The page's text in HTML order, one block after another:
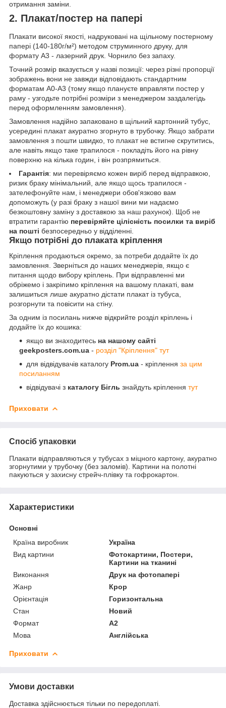
отримання заміни.
2. Плакат/постер на папері
Плакати високої якості, надруковані на щільному постерному
папері (140-180г/м²) методом струминного друку, для
формату А3 - лазерний друк. Чорнило без запаху.
Точний розмір вказується у назві позиції: через різні пропорції
зображень вони не завжди відповідають стандартним
форматам А0-А3 (тому якщо плануєте вправляти постер у
раму - узгодьте потрібні розміри з менеджером заздалегідь
перед оформленням замовлення).
Замовлення надійно запаковано в щільний картонний тубус,
усередині плакат акуратно згорнуто в трубочку. Якщо забрати
замовлення з пошти швидко, то плакат не встигне скрутитись,
але навіть якщо таке трапилося - покладіть його на рівну
поверхню на кілька годин, і він розпрямиться.
Гарантія: ми перевіряємо кожен виріб перед відправкою,
ризик браку мінімальний, але якщо щось трапилося -
зателефонуйте нам, і менеджери обов'язково вам
допоможуть (у разі браку з нашої вини ми надаємо
безкоштовну заміну з доставкою за наш рахунок). Щоб не
втратити гарантію перевіряйте цілісність посилки та виріб
на пошті безпосередньо у відділенні.
Якщо потрібні до плаката кріплення
Кріплення продаються окремо, за потреби додайте їх до
замовлення. Зверніться до наших менеджерів, якщо є
питання щодо вибору кріплень. При відправленні ми
обріжемо і закріпимо кріплення на вашому плакаті, вам
залишиться лише акуратно дістати плакат із тубуса,
розгорнути та повісити на стіну.
За одним із посилань нижче відкрийте розділ кріплень і
додайте їх до кошика:
якщо ви знаходитесь на нашому сайті
geekposters.com.ua - розділ "Кріплення" тут
для відвідувачів каталогу Prom.ua - кріплення за цим
посиланням
відвідувачі з каталогу Бігль знайдуть кріплення тут
Приховати
Спосіб упаковки
Плакати відправляються у тубусах з міцного картону, акуратно
згорнутими у трубочку (без заломів). Картини на полотні
пакуються у захисну стрейч-плівку та гофрокартон.
Характеристики
Основні
Країна виробник
Україна
Вид картини
Фотокартини, Постери,
Картини на тканині
Виконання
Друк на фотопапері
Жанр
Крор
Орієнтація
Горизонтальна
Стан
Новий
Формат
A2
Мова
Англійська
Приховати
Умови доставки
Доставка здійснюється тільки по передоплаті.